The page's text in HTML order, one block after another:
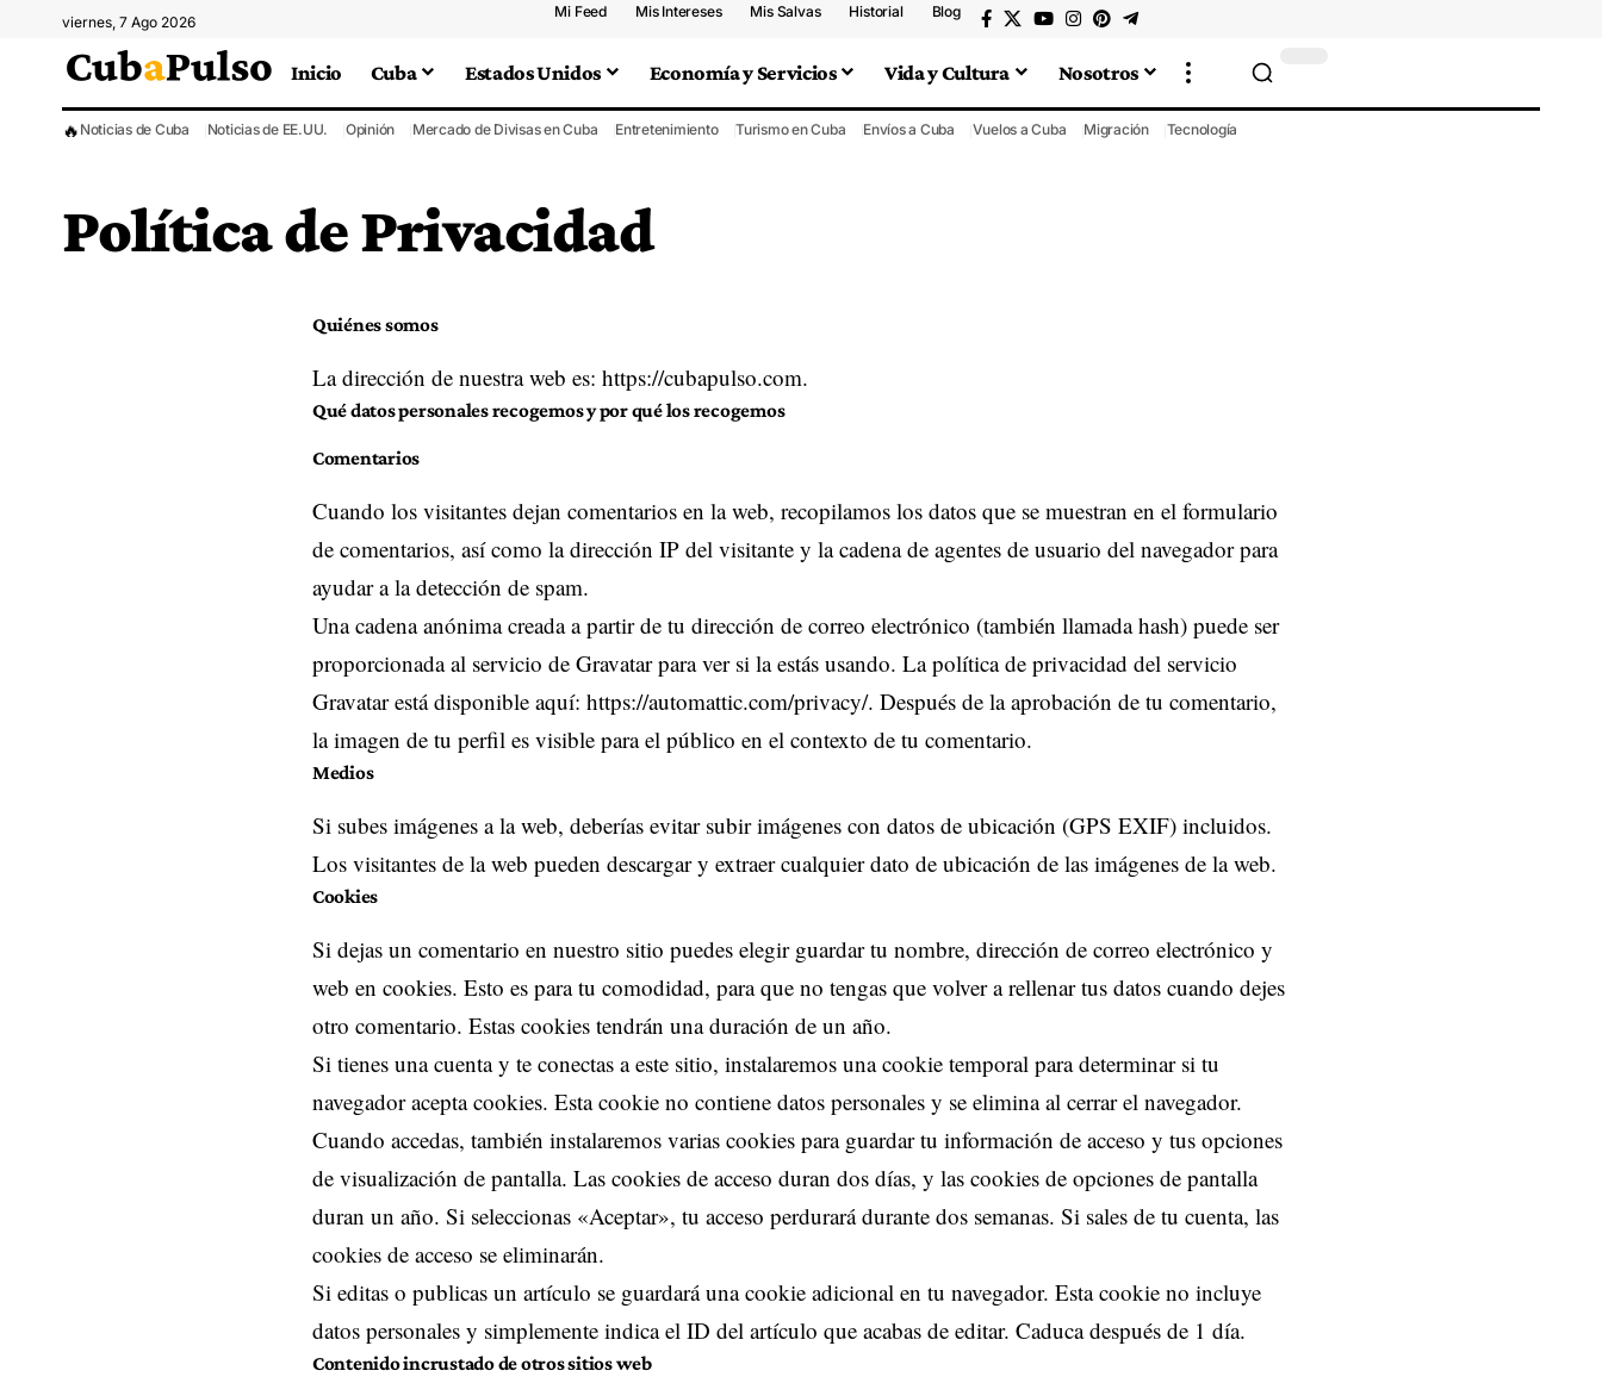
viernes, 7 Ago 2026
Mi Feed Mis Intereses Mis Salvas Historial Blog
Inicio Cuba Estados Unidos Economía y Servicios Vida y Cultura Nosotros
🔥 Noticias de Cuba Noticias de EE.UU. Opinión Mercado de Divisas en Cuba Entretenimiento Turismo en Cuba Envíos a Cuba Vuelos a Cuba Migración Tecnología
Política de Privacidad
Quiénes somos
La dirección de nuestra web es: https://cubapulso.com.
Qué datos personales recogemos y por qué los recogemos
Comentarios
Cuando los visitantes dejan comentarios en la web, recopilamos los datos que se muestran en el formulario
de comentarios, así como la dirección IP del visitante y la cadena de agentes de usuario del navegador para
ayudar a la detección de spam.
Una cadena anónima creada a partir de tu dirección de correo electrónico (también llamada hash) puede ser
proporcionada al servicio de Gravatar para ver si la estás usando. La política de privacidad del servicio
Gravatar está disponible aquí: https://automattic.com/privacy/. Después de la aprobación de tu comentario,
la imagen de tu perfil es visible para el público en el contexto de tu comentario.
Medios
Si subes imágenes a la web, deberías evitar subir imágenes con datos de ubicación (GPS EXIF) incluidos.
Los visitantes de la web pueden descargar y extraer cualquier dato de ubicación de las imágenes de la web.
Cookies
Si dejas un comentario en nuestro sitio puedes elegir guardar tu nombre, dirección de correo electrónico y
web en cookies. Esto es para tu comodidad, para que no tengas que volver a rellenar tus datos cuando dejes
otro comentario. Estas cookies tendrán una duración de un año.
Si tienes una cuenta y te conectas a este sitio, instalaremos una cookie temporal para determinar si tu
navegador acepta cookies. Esta cookie no contiene datos personales y se elimina al cerrar el navegador.
Cuando accedas, también instalaremos varias cookies para guardar tu información de acceso y tus opciones
de visualización de pantalla. Las cookies de acceso duran dos días, y las cookies de opciones de pantalla
duran un año. Si seleccionas «Aceptar», tu acceso perdurará durante dos semanas. Si sales de tu cuenta, las
cookies de acceso se eliminarán.
Si editas o publicas un artículo se guardará una cookie adicional en tu navegador. Esta cookie no incluye
datos personales y simplemente indica el ID del artículo que acabas de editar. Caduca después de 1 día.
Contenido incrustado de otros sitios web